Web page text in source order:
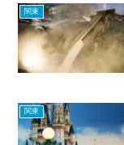
関東
関東